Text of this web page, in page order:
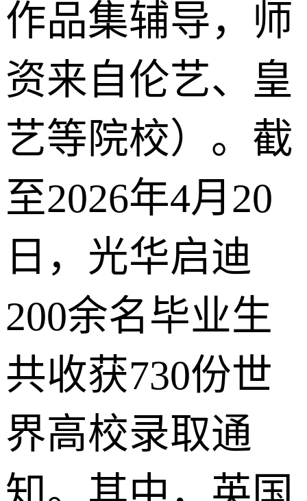
作品集辅导，师
资来自伦艺、皇
艺等院校）。截
至2026年4月20
日，光华启迪
200余名毕业生
共收获730份世
界高校录取通